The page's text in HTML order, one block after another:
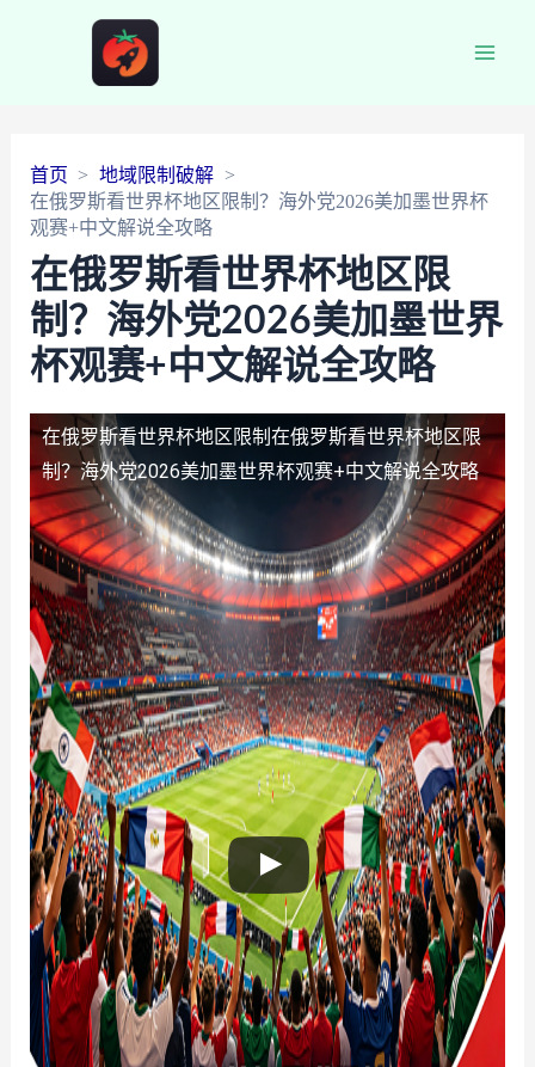
首页
地域限制破解
在俄罗斯看世界杯地区限制？海外党2026美加墨世界杯
观赛+中文解说全攻略
在俄罗斯看世界杯地区限
制？海外党2026美加墨世界
杯观赛+中文解说全攻略
在俄罗斯看世界杯地区限制 在俄罗斯看世界杯地区限
制？海外党2026美加墨世界杯观赛+中文解说全攻略